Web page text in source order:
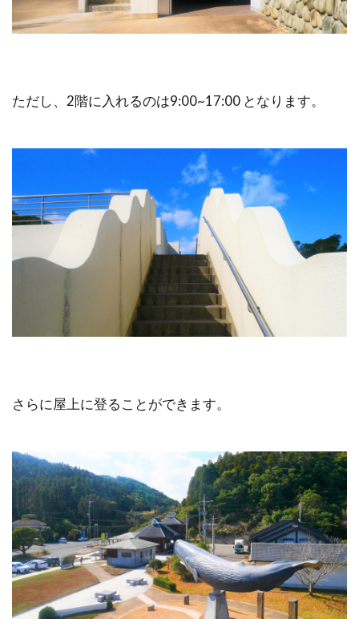
ただし、2階に入れるのは9:00~17:00 となります。
さらに屋上に登ることができます。